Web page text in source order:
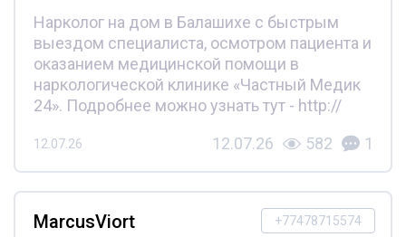
Нарколог на дом в Балашихе с быстрым
выездом специалиста, осмотром пациента и
оказанием медицинской помощи в
наркологической клинике «Частный Медик
24». Подробнее можно узнать тут - http://
12.07.26 12.07.26 582 1
+77478715574
MarcusViort